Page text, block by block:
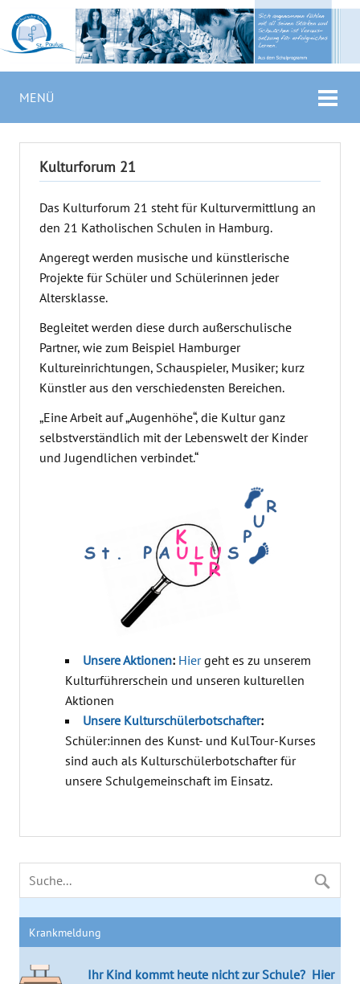
MENÜ
Kulturforum 21
Das Kulturforum 21 steht für Kulturvermittlung an
den 21 Katholischen Schulen in Hamburg.
Angeregt werden musische und künstlerische
Projekte für Schüler und Schülerinnen jeder
Altersklasse.
Begleitet werden diese durch außerschulische
Partner, wie zum Beispiel Hamburger
Kultureinrichtungen, Schauspieler, Musiker; kurz
Künstler aus den verschiedensten Bereichen.
„Eine Arbeit auf „Augenhöhe“, die Kultur ganz
selbstverständlich mit der Lebenswelt der Kinder
und Jugendlichen verbindet.“
Unsere Aktionen: Hiergeht es zu unserem
Kulturführerschein und unseren kulturellen
Aktionen
Unsere Kulturschülerbotschafter:
Schüler:innen des Kunst- und KulTour-Kurses
sind auch als Kulturschülerbotschafter für
unsere Schulgemeinschaft im Einsatz.
Krankmeldung
Ihr Kind kommt heute nicht zur Schule? Hier